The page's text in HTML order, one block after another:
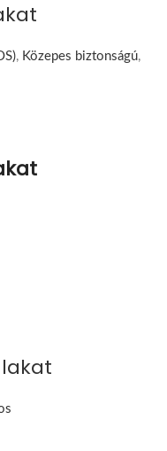
, Közepes biztonságú,
lakat